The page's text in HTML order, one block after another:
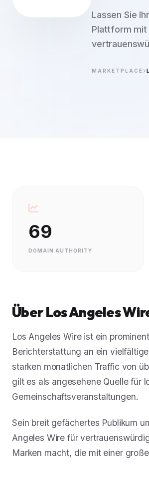
Lassen Sie
Plattform mit
MARKETPLACE
69
DOMAIN AUTHORITY
Über Los Angeles
Los Angeles Wire ist ein
Berichterstattung an ein
starken monatlichen Traffic von
gilt es als angesehene Quelle für
Gemeinschaftsveranstaltungen.
Sein breit gefächertes Publikum
Angeles Wire für
Marken macht, die mit einer